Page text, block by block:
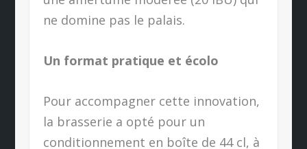
ne domine pas le palais.
Un format pratique et écolo
Pour accompagner cette innovation,
la brasserie a opté pour un
conditionnement en boîte de 44 cl, à